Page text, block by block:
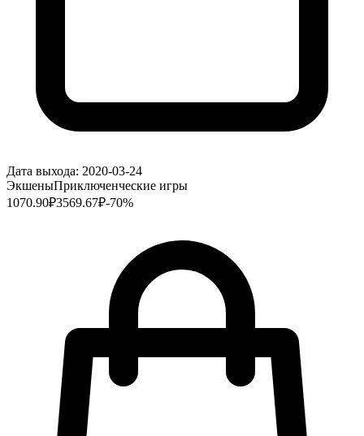
Дата выхода: 2020-03-24
ЭкшеныПриключенческие игры
1070.90₽3569.67₽-70%